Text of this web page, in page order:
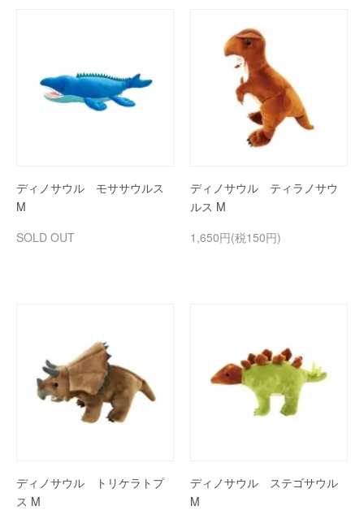
ディノサウル モササウルス
M
SOLD OUT
ディノサウル ティラノサウ
ルス M
1,650円(税150円)
ディノサウル トリケラトプ
ス M
ディノサウル ステゴサウル
M